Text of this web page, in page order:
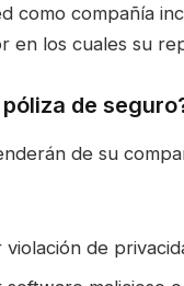
como compañía
en los cuales su
de
de su
de